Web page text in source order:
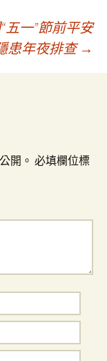
五一”節前平安
患年夜排查→
開。 必填欄位標